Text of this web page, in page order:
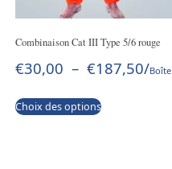
Combinaison Cat III Type 5/6 rouge
€30,00 – €187,50/Boîte
Choix des options